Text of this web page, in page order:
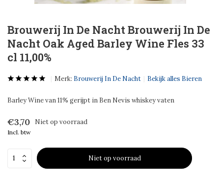
Brouwerij In De Nacht Brouwerij In De
Nacht Oak Aged Barley Wine Fles 33
cl 11,00%
Merk: Brouwerij In De Nacht Bekijk alles Bieren
Barley Wine van 11% gerijpt in Ben Nevis whiskey vaten
€3,70 Niet op voorraad
Incl. btw
Niet op voorraad